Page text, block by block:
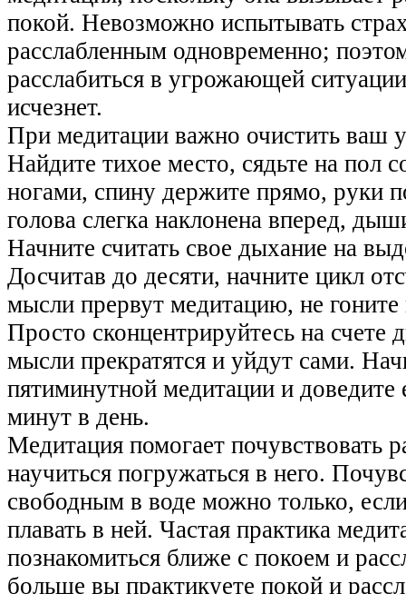
покой. Невозможно испытывать
расслабленным одновременно;
расслабиться в угрожающей
исчезнет.
При медитации важно очистить ваш
Найдите тихое место, сядьте на пол
ногами, спину держите прямо, руки
голова слегка наклонена вперед,
Начните считать свое дыхание на
Досчитав до десяти, начните цикл
мысли прервут медитацию, не гоните
Просто сконцентрируйтесь на счете
мысли прекратятся и уйдут сами.
пятиминутной медитации и доведите
минут в день.
Медитация помогает почувствовать
научиться погружаться в него.
свободным в воде можно только,
плавать в ней. Частая практика
познакомиться ближе с покоем и
больше вы практикуете покой и